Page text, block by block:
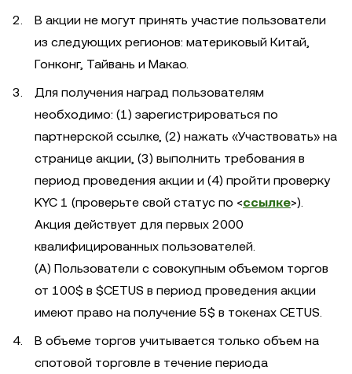
В акции не могут принять участие пользователи
из следующих регионов: материковый Китай,
Гонконг, Тайвань и Макао.
Для получения наград пользователям
необходимо: (1) зарегистрироваться по
партнерской ссылке, (2) нажать «Участвовать» на
странице акции, (3) выполнить требования в
период проведения акции и (4) пройти проверку
KYC 1 (проверьте свой статус по <ссылке>).
Акция действует для первых 2000
квалифицированных пользователей.
(A) Пользователи с совокупным объемом торгов
от 100$ в $CETUS в период проведения акции
имеют право на получение 5$ в токенах CETUS.
В объеме торгов учитывается только объем на
спотовой торговле в течение периода